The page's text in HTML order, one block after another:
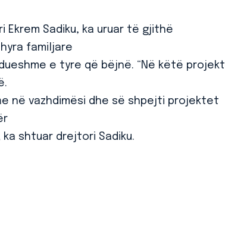
Sadiku, ka uruar të gjithë
familjare
e tyre që bëjnë. “Në këtë projekt
në vazhdimësi dhe së shpejti projektet
shtuar drejtori Sadiku.